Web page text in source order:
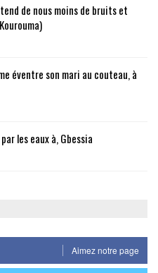
de nous moins de bruits et
éventre son mari au couteau, à
les eaux à, Gbessia
Aimez notre page